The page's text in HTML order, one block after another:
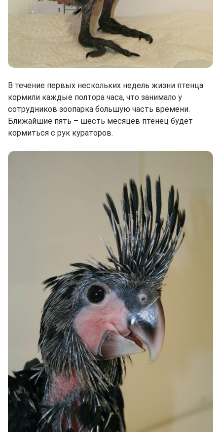
В течение первых нескольких недель жизни птенца
кормили каждые полтора часа, что занимало у
сотрудников зоопарка большую часть времени.
Ближайшие пять – шесть месяцев птенец будет
кормиться с рук кураторов.